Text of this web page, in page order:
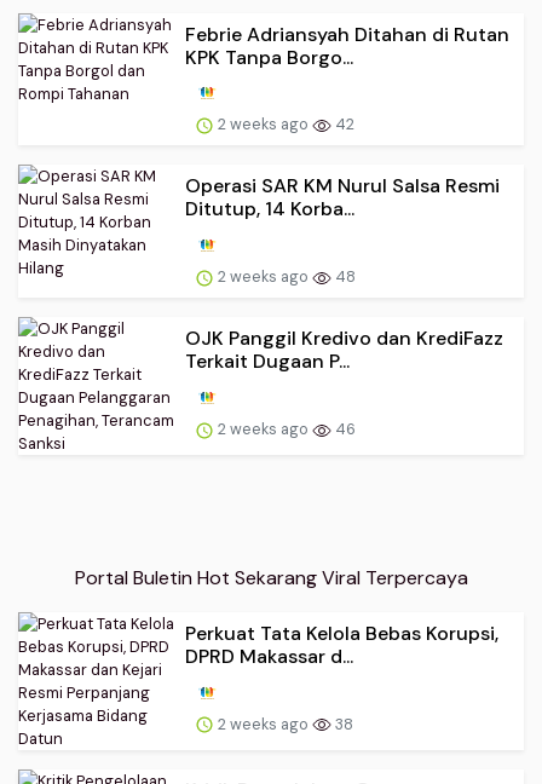
Febrie Adriansyah Ditahan di Rutan
KPK Tanpa Borgo...
2 weeks ago 42
Operasi SAR KM Nurul Salsa Resmi
Ditutup, 14 Korba...
2 weeks ago 48
OJK Panggil Kredivo dan KrediFazz
Terkait Dugaan P...
2 weeks ago 46
Portal Buletin Hot Sekarang Viral Terpercaya
Perkuat Tata Kelola Bebas Korupsi,
DPRD Makassar d...
2 weeks ago 38